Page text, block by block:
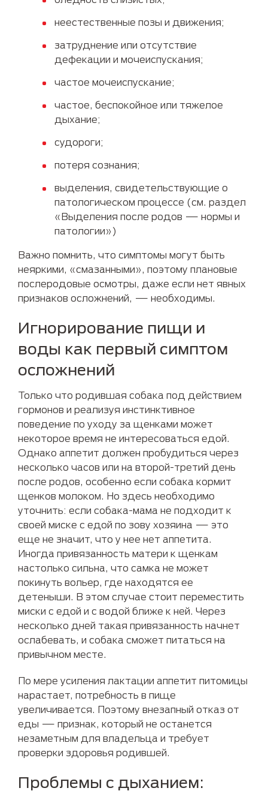
неестественные позы и движения;
затруднение или отсутствие
дефекации и мочеиспускания;
частое мочеиспускание;
частое, беспокойное или тяжелое
дыхание;
судороги;
потеря сознания;
выделения, свидетельствующие о
патологическом процессе (см. раздел
«Выделения после родов — нормы и
патологии»)
Важно помнить, что симптомы могут быть
неяркими, «смазанными», поэтому плановые
послеродовые осмотры, даже если нет явных
признаков осложнений, — необходимы.
Игнорирование пищи и
воды как первый симптом
осложнений
Только что родившая собака под действием
гормонов и реализуя инстинктивное
поведение по уходу за щенками может
некоторое время не интересоваться едой.
Однако аппетит должен пробудиться через
несколько часов или на второй-третий день
после родов, особенно если собака кормит
щенков молоком. Но здесь необходимо
уточнить: если собака-мама не подходит к
своей миске с едой по зову хозяина — это
еще не значит, что у нее нет аппетита.
Иногда привязанность матери к щенкам
настолько сильна, что самка не может
покинуть вольер, где находятся ее
детеныши. В этом случае стоит переместить
миски с едой и с водой ближе к ней. Через
несколько дней такая привязанность начнет
ослабевать, и собака сможет питаться на
привычном месте.
По мере усиления лактации аппетит питомицы
нарастает, потребность в пище
увеличивается. Поэтому внезапный отказ от
еды — признак, который не останется
незаметным для владельца и требует
проверки здоровья родившей.
Проблемы с дыханием: